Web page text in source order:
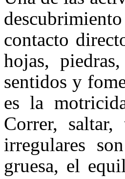
contacto
hojas,
sentidos y
es la
Correr,
irregulares
gruesa, el